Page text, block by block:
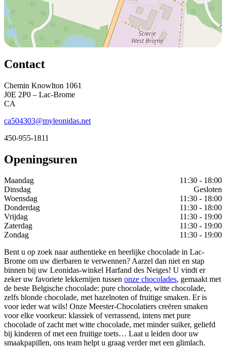
Contact
Chemin Knowlton 1061
J0E 2P0 – Lac-Brome
CA
ca504303@myleonidas.net
450-955-1811
Openingsuren
Maandag
11:30 - 18:00
Dinsdag
Gesloten
Woensdag
11:30 - 18:00
Donderdag
11:30 - 18:00
Vrijdag
11:30 - 19:00
Zaterdag
11:30 - 19:00
Zondag
11:30 - 19:00
Bent u op zoek naar authentieke en heerlijke chocolade in Lac-
Brome om uw dierbaren te verwennen? Aarzel dan niet en stap
binnen bij uw Leonidas-winkel Harfand des Neiges! U vindt er
zeker uw favoriete lekkernijen tussen onze chocolades, gemaakt met
de beste Belgische chocolade: pure chocolade, witte chocolade,
zelfs blonde chocolade, met hazelnoten of fruitige smaken. Er is
voor ieder wat wils! Onze Meester-Chocolatiers creëren smaken
voor elke voorkeur: klassiek of verrassend, intens met pure
chocolade of zacht met witte chocolade, met minder suiker, geliefd
bij kinderen of met een fruitige toets… Laat u leiden door uw
smaakpapillen, ons team helpt u graag verder met een glimlach.